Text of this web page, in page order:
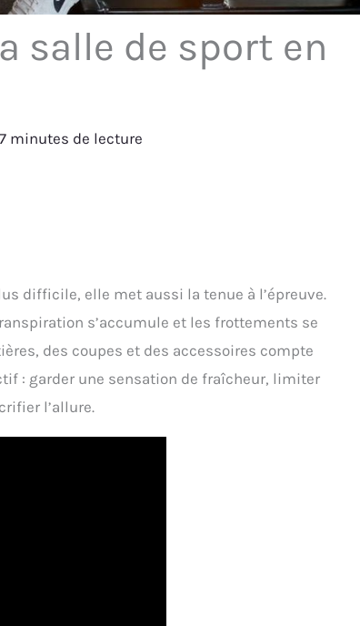
salle de sport en
7 minutes de lecture
difficile, elle met aussi la tenue à l’épreuve.
s’accumule et les frottements se
des coupes et des accessoires compte
: garder une sensation de fraîcheur, limiter
l’allure.